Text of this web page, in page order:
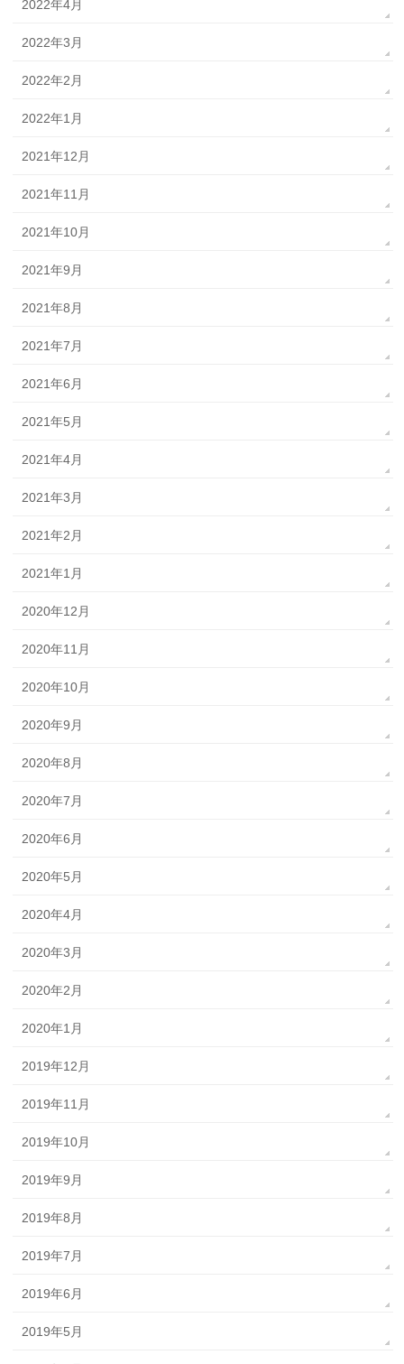
2022年4月
2022年3月
2022年2月
2022年1月
2021年12月
2021年11月
2021年10月
2021年9月
2021年8月
2021年7月
2021年6月
2021年5月
2021年4月
2021年3月
2021年2月
2021年1月
2020年12月
2020年11月
2020年10月
2020年9月
2020年8月
2020年7月
2020年6月
2020年5月
2020年4月
2020年3月
2020年2月
2020年1月
2019年12月
2019年11月
2019年10月
2019年9月
2019年8月
2019年7月
2019年6月
2019年5月